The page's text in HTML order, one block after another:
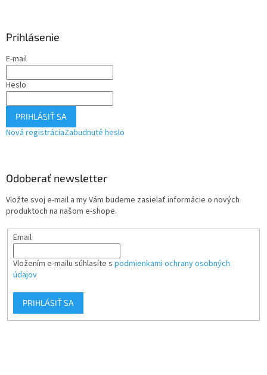
Prihlásenie
E-mail
Heslo
PRIHLÁSIŤ SA
Nová registráciaZabudnuté heslo
Odoberať newsletter
Vložte svoj e-mail a my Vám budeme zasielať informácie o nových
produktoch na našom e-shope.
Email
Vložením e-mailu súhlasíte s podmienkami ochrany osobných
údajov
PRIHLÁSIŤ SA